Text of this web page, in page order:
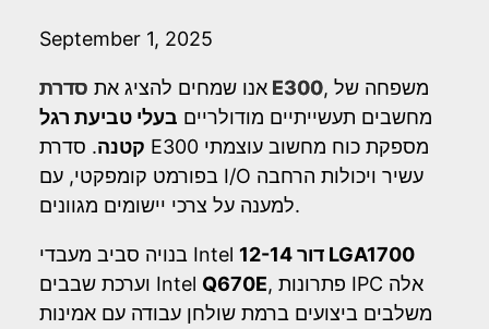
September 1, 2025
אנו שמחים להציג את סדרת E300, משפחה של
מחשבים תעשייתיים מודולריים בעלי טביעת רגל
קטנה. סדרת E300 מספקת כוח מחשוב עוצמתי
בפורמט קומפקטי, עם I/O עשיר ויכולות הרחבה
למענה על צרכי יישומים מגוונים.
בנויה סביב מעבדי Intel
דור 12-14 LGA1700
וערכת שבבים Intel Q670E, פתרונות IPC אלה
משלבים ביצועים ברמת שולחן עבודה עם אמינות